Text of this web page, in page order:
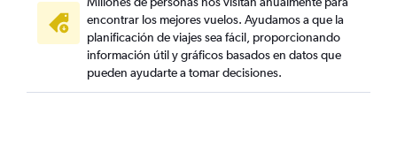
encontrar los mejores vuelos. Ayudamos a que la
planificación de viajes sea fácil, proporcionando
información útil y gráficos basados en datos que
pueden ayudarte a tomar decisiones.